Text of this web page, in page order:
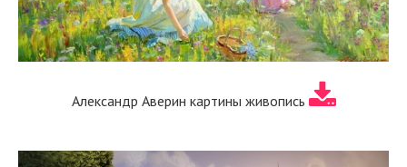
Александр Аверин картины живопись